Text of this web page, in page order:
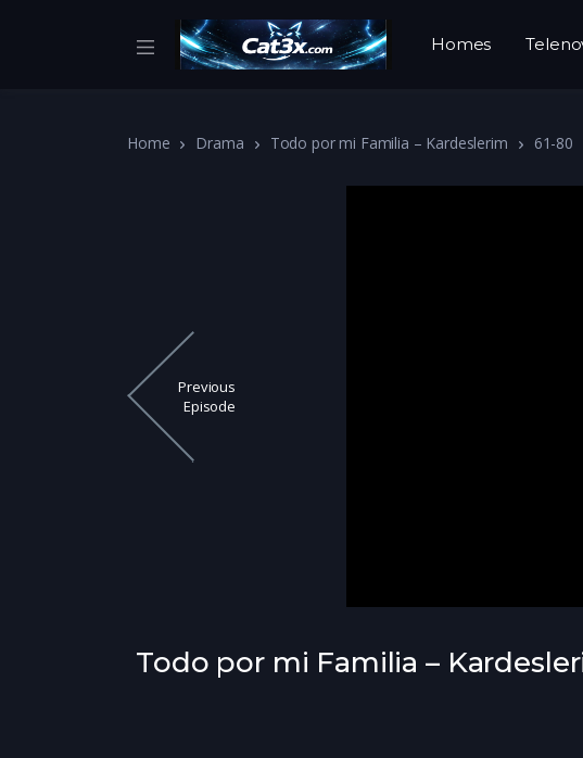
Homes
Home Drama Todo por mi Familia – Kardeslerim 61-80
Previous
Episode
Todo por mi Familia –